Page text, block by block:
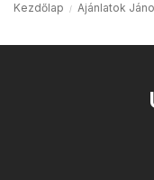
Kezdőlap Ajánlatok